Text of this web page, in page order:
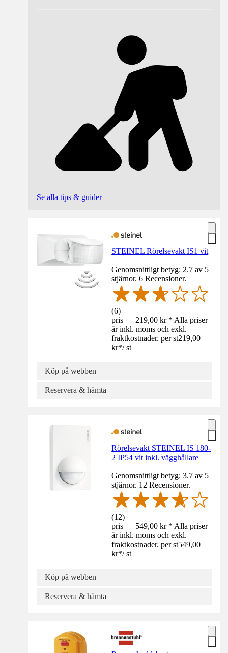
Se alla tips & guider
STEINEL Rörelsevakt IS1 vit
Genomsnittligt betyg: 2.7 av 5
stjärnor. 6 Recensioner.
(6)
pris — 219,00 kr * Alla priser
är inkl. moms och exkl.
fraktkostnader. per st219,00
kr*/ st
Köp på webben
Reservera & hämta
Rörelsevakt STEINEL IS 180-
2 IP54 vit inkl. vägghållare
Genomsnittligt betyg: 3.7 av 5
stjärnor. 12 Recensioner.
(12)
pris — 549,00 kr * Alla priser
är inkl. moms och exkl.
fraktkostnader. per st549,00
kr*/ st
Köp på webben
Reservera & hämta